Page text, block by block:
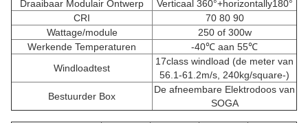
Draaibaar Modulair Ontwerp
Verticaal 360°+horizontally180°
CRI
70 80 90
Wattage/module
250 of 300w
Werkende Temperaturen
-40℃ aan 55℃
Windloadtest
17class windload (de meter van
56.1-61.2m/s, 240kg/square-)
Bestuurder Box
De afneembare Elektrodoos van
SOGA